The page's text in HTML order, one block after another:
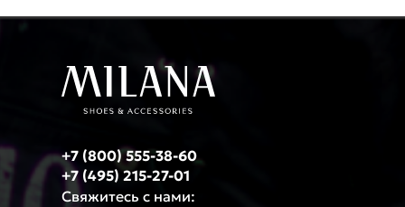
+7 (800) 555-38-60
+7 (495) 215-27-01
Свяжитесь с нами: